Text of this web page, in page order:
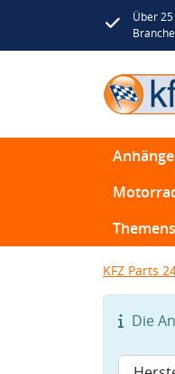
Über 25
KFZ Parts
Die